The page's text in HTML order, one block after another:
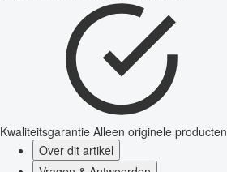
Kwaliteitsgarantie Alleen originele producten
Over dit artikel